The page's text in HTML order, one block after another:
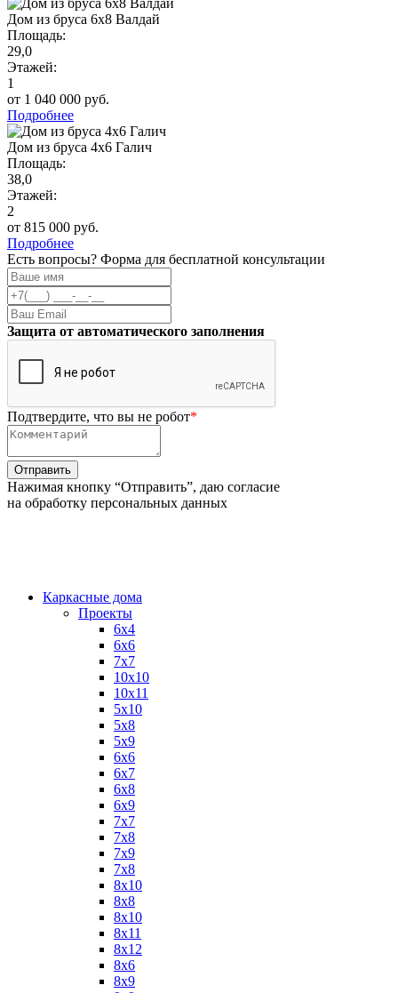
Дом из бруса 6х8 Валдай
Площадь:
29,0
Этажей:
1
от 1 040 000 руб.
Подробнее
Дом из бруса 4х6 Галич
Площадь:
38,0
Этажей:
2
от 815 000 руб.
Подробнее
Есть вопросы? Форма для бесплатной консультации
Защита от автоматического заполнения
Подтвердите, что вы не робот*
Нажимая кнопку “Отправить”, даю согласие
на обработку персональных данных
Каркасные дома
Проекты
6х4
6х6
7х7
10х10
10х11
5х10
5х8
5х9
6x6
6x7
6x8
6x9
7x7
7x8
7x9
7х8
8x10
8x8
8х10
8х11
8х12
8х6
8х9